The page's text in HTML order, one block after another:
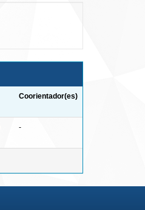
Coorientador(es)
-